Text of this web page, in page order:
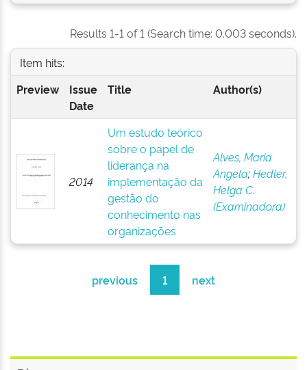
Results 1-1 of 1 (Search time: 0.003 seconds).
Item hits:
Preview
Issue
Date
Title Author(s)
2014
Um estudo teórico
sobre o papel de
liderança na
implementação da
gestão do
conhecimento nas
organizações
Alves, Maria
Angela;Hedler,
Helga C.
(Examinadora)
previous 1 next